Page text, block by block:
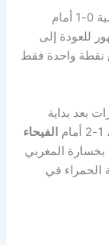
اللقاء بعد خسارته في الجولة الماضية 0-1 أمام
للعودة إلى
نقطة واحدة فقط
بعد بداية
الفيحاء
بخسارة المغربي
الحمراء في